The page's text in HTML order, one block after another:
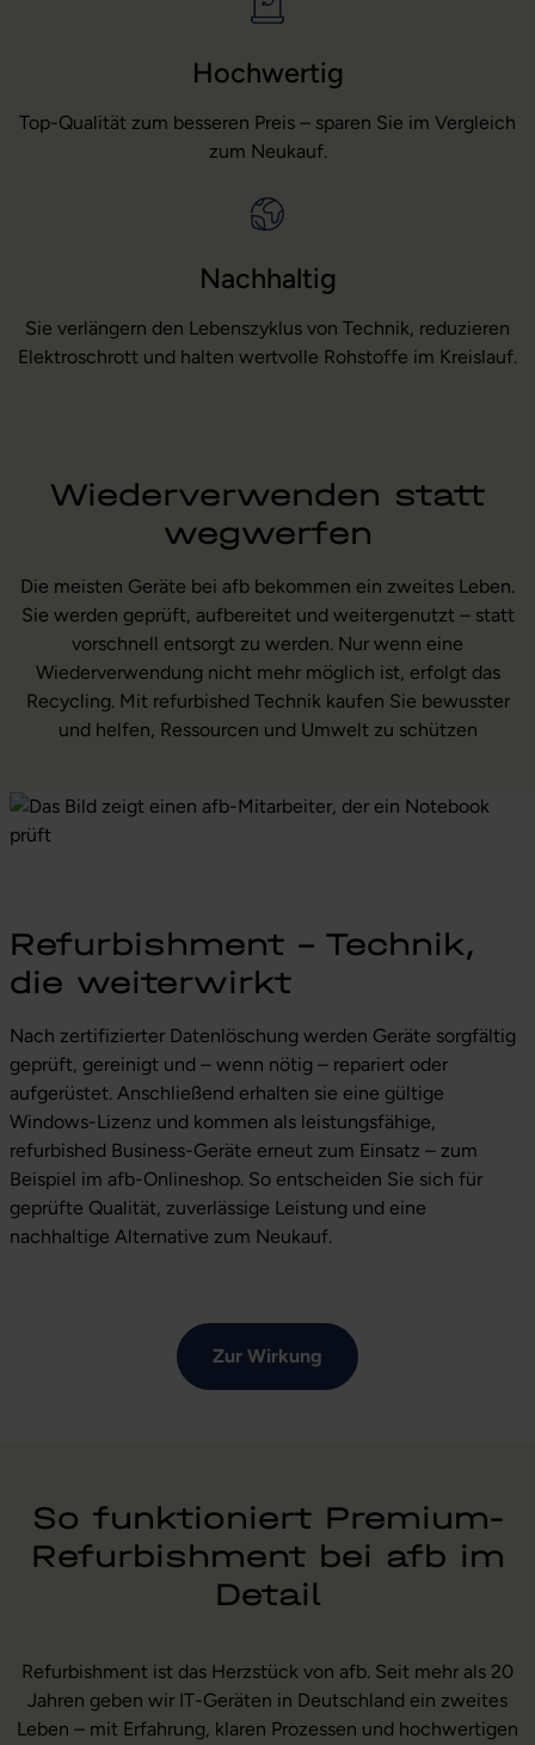
Hochwertig
Top-Qualität zum besseren Preis – sparen Sie im Vergleich
zum Neukauf.
Nachhaltig
Sie verlängern den Lebenszyklus von Technik, reduzieren
Elektroschrott und halten wertvolle Rohstoffe im Kreislauf.
Wiederverwenden statt
wegwerfen
Die meisten Geräte bei afb bekommen ein zweites Leben.
Sie werden geprüft, aufbereitet und weitergenutzt – statt
vorschnell entsorgt zu werden. Nur wenn eine
Wiederverwendung nicht mehr möglich ist, erfolgt das
Recycling. Mit refurbished Technik kaufen Sie bewusster
und helfen, Ressourcen und Umwelt zu schützen
Refurbishment – Technik,
die weiterwirkt
Nach zertifizierter Datenlöschung werden Geräte sorgfältig
geprüft, gereinigt und – wenn nötig – repariert oder
aufgerüstet. Anschließend erhalten sie eine gültige
Windows-Lizenz und kommen als leistungsfähige,
refurbished Business-Geräte erneut zum Einsatz – zum
Beispiel im afb-Onlineshop. So entscheiden Sie sich für
geprüfte Qualität, zuverlässige Leistung und eine
nachhaltige Alternative zum Neukauf.
Zur Wirkung
So funktioniert Premium-
Refurbishment bei afb im
Detail
Refurbishment ist das Herzstück von afb. Seit mehr als 20
Jahren geben wir IT-Geräten in Deutschland ein zweites
Leben – mit Erfahrung, klaren Prozessen und hochwertigen